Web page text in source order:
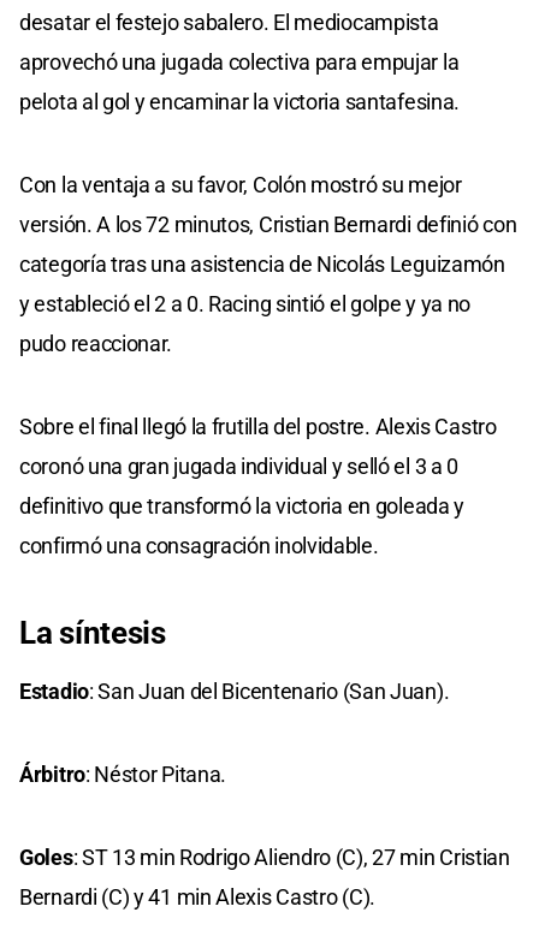
desatar el festejo sabalero. El mediocampista
aprovechó una jugada colectiva para empujar la
pelota al gol y encaminar la victoria santafesina.
Con la ventaja a su favor, Colón mostró su mejor
versión. A los 72 minutos, Cristian Bernardi definió con
categoría tras una asistencia de Nicolás Leguizamón
y estableció el 2 a 0. Racing sintió el golpe y ya no
pudo reaccionar.
Sobre el final llegó la frutilla del postre. Alexis Castro
coronó una gran jugada individual y selló el 3 a 0
definitivo que transformó la victoria en goleada y
confirmó una consagración inolvidable.
La síntesis
Estadio: San Juan del Bicentenario (San Juan).
Árbitro: Néstor Pitana.
Goles: ST 13 min Rodrigo Aliendro (C), 27 min Cristian
Bernardi (C) y 41 min Alexis Castro (C).